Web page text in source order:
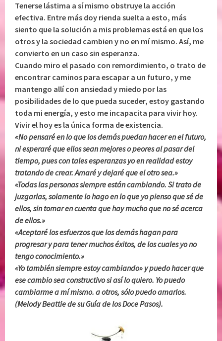
Tenerse lástima a sí mismo obstruye la acción
efectiva. Entre más doy rienda suelta a esto, más
siento que la solución a mis problemas está en que los
otros y la sociedad cambien y no en mí mismo. Así, me
convierto en un caso sin esperanza.
Cuando miro el pasado con remordimiento, o trato de
encontrar caminos para escapar a un futuro, y me
mantengo allí con ansiedad y miedo por las
posibilidades de lo que pueda suceder, estoy gastando
toda mi energía, y esto me incapacita para vivir hoy.
Vivir el hoy es la única forma de existencia.
«No pensaré en lo que los demás puedan hacer en el futuro,
ni esperaré que ellos sean mejores o peores al pasar del
tiempo, pues con tales esperanzas yo en realidad estoy
tratando de crear. Amaré y dejaré que el otro sea.»
«Todas las personas siempre están cambiando. Si trato de
juzgarlas, solamente lo hago en lo que yo pienso que sé de
ellos, sin tomar en cuenta que hay mucho que no sé acerca
de ellos.»
«Aceptaré los esfuerzos que los demás hagan para
progresar y para tener muchos éxitos, de los cuales yo no
tengo conocimiento.»
«Yo también siempre estoy cambiando» y puedo hacer que
ese cambio sea constructivo si así lo quiero. Yo puedo
cambiarme a mí mismo. a otros, sólo puedo amarlos.
(Melody Beattie de su Guía de los Doce Pasos).